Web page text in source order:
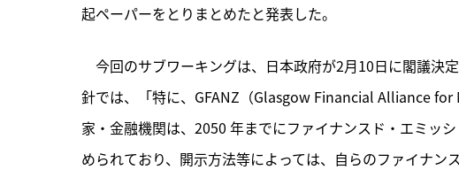
起ペーパーをとりまとめたと発表した。
今回のサブワーキングは、 日本政府が2月10日に閣議決
針では、「特に、GFANZ（Glasgow Financial Alliance
家・金融機関は、2050 年までにファイナンスド・エミッ
められており、開示方法等によっては、自らのファイナ